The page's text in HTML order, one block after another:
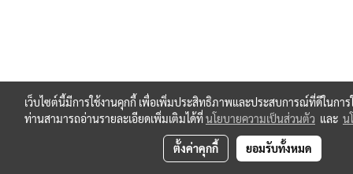
เว็บไซต์นี้มีการใช้งานคุกกี้ เพื่อเพิ่มประสิทธิภาพและประสบการณ์ที่ดีในการ
ท่านสามารถอ่านรายละเอียดเพิ่มเติมได้ที่นโยบายความเป็นส่วนตัว และ น
ตั้งค่าคุกกี้ ยอมรับทั้งหมด